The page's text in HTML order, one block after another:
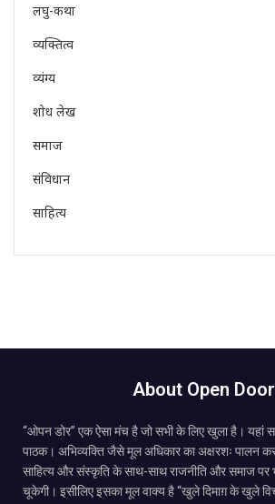
लघु-कथा
व्यक्तित्व
व्यंग्य
शोध लेख
समाज
संविधान
साहित्य
About Open Door
“ओपन डोर” एक ऐसा मंच है जो सभी के लिए खुला है। यहां
पाठक। अभिव्यक्ति जैसे मूल अधिकार का अक्षरशः पालन
साहित्य और संस्कृति के साथ-साथ राजनीति और समाज पर
चूकेगी। इसीलिए इसका मूल वाक्य है “खुले दिमाग़ के खुले